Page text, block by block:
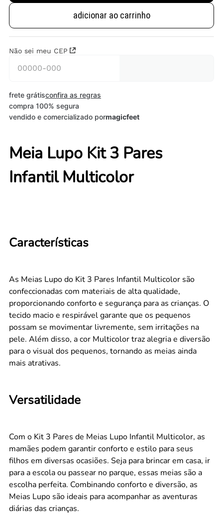
adicionar ao carrinho
Não sei meu CEP
frete grátisconfira as regras
compra 100% segura
vendido e comercializado pormagicfeet
Meia Lupo Kit 3 Pares
Infantil Multicolor
Características
As Meias Lupo do Kit 3 Pares Infantil Multicolor são
confeccionadas com materiais de alta qualidade,
proporcionando conforto e segurança para as crianças. O
tecido macio e respirável garante que os pequenos
possam se movimentar livremente, sem irritações na
pele. Além disso, a cor Multicolor traz alegria e diversão
para o visual dos pequenos, tornando as meias ainda
mais atrativas.
Versatilidade
Com o Kit 3 Pares de Meias Lupo Infantil Multicolor, as
mamães podem garantir conforto e estilo para seus
filhos em diversas ocasiões. Seja para brincar em casa, ir
para a escola ou passear no parque, essas meias são a
escolha perfeita. Combinando conforto e diversão, as
Meias Lupo são ideais para acompanhar as aventuras
diárias das crianças.